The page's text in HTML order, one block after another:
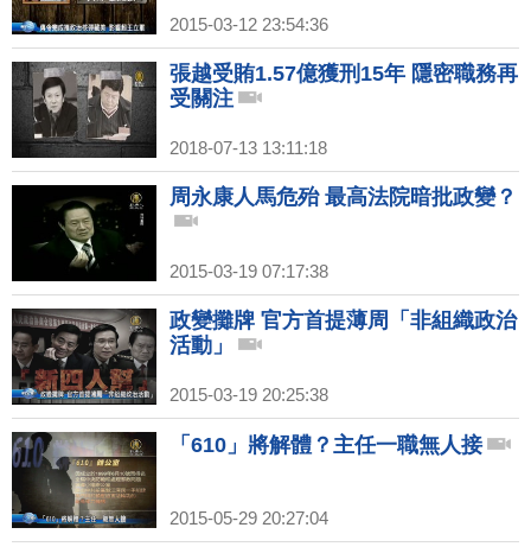
2015-03-12 23:54:36
張越受賄1.57億獲刑15年 隱密職務再
受關注
2018-07-13 13:11:18
周永康人馬危殆 最高法院暗批政變？
2015-03-19 07:17:38
政變攤牌 官方首提薄周「非組織政治
活動」
2015-03-19 20:25:38
「610」將解體？主任一職無人接
2015-05-29 20:27:04